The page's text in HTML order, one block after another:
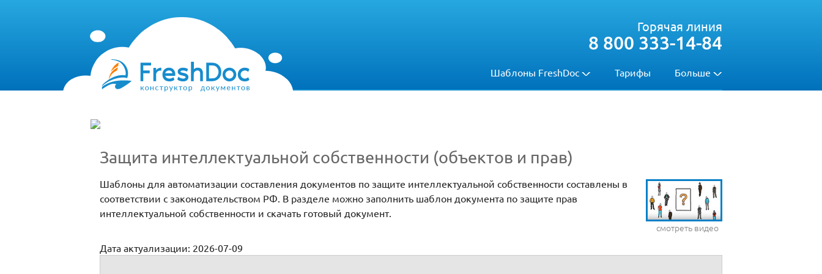
Шаблоны FreshDoc Тарифы Больше
Горячая линия
8 800 333-14-84
Защита интеллектуальной собственности (объектов и прав)
смотреть видео
Шаблоны для автоматизации составления документов по защите интеллектуальной собственности составлены в
соответствии с законодательством РФ. В разделе можно заполнить шаблон документа по защите прав
интеллектуальной собственности и скачать готовый документ.
Дата актуализации: 2026-07-09